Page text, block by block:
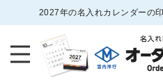
2027年の名入れカレンダーの